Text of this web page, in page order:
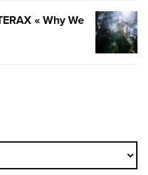
AU
PREMIER
3®
SE
DE
IT
« Why We